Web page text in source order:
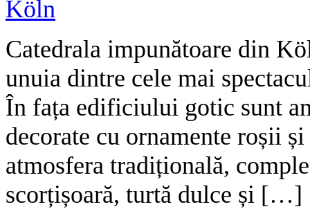
Catedrala impunătoare din
unuia dintre cele mai
În fața edificiului gotic sunt
decorate cu ornamente roșii
atmosfera tradițională,
scorțișoară, turtă dulce și […]